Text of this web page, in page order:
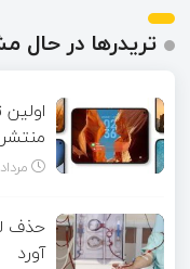
تریدرها در حال
مرداد ۱۷, ۱۴۰۵
حذف
آورد